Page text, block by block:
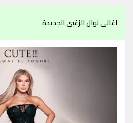
اغاني نوال الزغبي الجديدة